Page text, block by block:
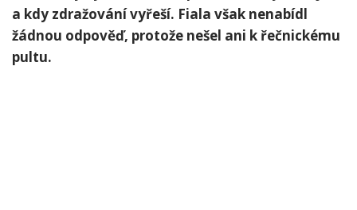
a kdy zdražování vyřeší. Fiala však nenabídl
žádnou odpověď, protože nešel ani k řečnickému
pultu.